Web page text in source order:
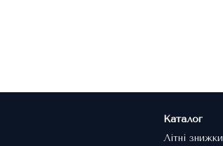
Каталог
Літні знижки